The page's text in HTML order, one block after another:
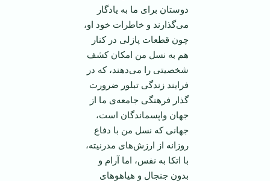
دوستان برای ما به یادگار
می‌گذارند و خاطرات خود او،
چون قطعات پازلی در کنار
هم به نسل من امکان کشف
شخصیتی را می‌دهند، که در
فرایند زندگی تبلور ضرورت
گذار فرهنگی جامعه‌ی ما از
جهان واپسماندگان است،
جهانی که نسل من با دفاع
روزانه از ارزش‌های مدرنیته،
با اتکا به نفس، اما آرام و
بدون جنجال و هیاهوهای